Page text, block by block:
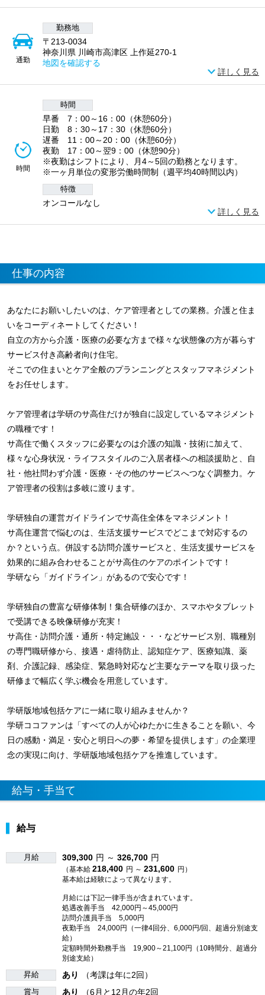
通勤
勤務地
〒213-0034
神奈川県 川崎市高津区 上作延270-1
地図を確認する
詳しく見る
時間
時間
早番 7：00～16：00（休憩60分）
日勤 8：30～17：30（休憩60分）
遅番 11：00～20：00（休憩60分）
夜勤 17：00～翌9：00（休憩90分）
※夜勤はシフトにより、月4～5回の勤務となります。
※一ヶ月単位の変形労働時間制（週平均40時間以内）
特徴
オンコールなし
詳しく見る
仕事の内容
あなたにお願いしたいのは、ケア管理者としての業務。介護と住ま
いをコーディネートしてください！
自立の方から介護・医療の必要な方まで様々な状態像の方が暮らす
サービス付き高齢者向け住宅。
そこでの住まいとケア全般のプランニングとスタッフマネジメント
をお任せします。
ケア管理者は学研のサ高住だけが独自に設定しているマネジメント
の職種です！
サ高住で働くスタッフに必要なのは介護の知識・技術に加えて、
様々な心身状況・ライフスタイルのご入居者様への相談援助と、自
社・他社問わず介護・医療・その他のサービスへつなぐ調整力。ケ
ア管理者の役割は多岐に渡ります。
学研独自の運営ガイドラインでサ高住全体をマネジメント！
サ高住運営で悩むのは、生活支援サービスでどこまで対応するの
か？という点。併設する訪問介護サービスと、生活支援サービスを
効果的に組み合わせることがサ高住のケアのポイントです！
学研なら「ガイドライン」があるので安心です！
学研独自の豊富な研修体制！集合研修のほか、スマホやタブレット
で受講できる映像研修が充実！
サ高住・訪問介護・通所・特定施設・・・などサービス別、職種別
の専門職研修から、接遇・虐待防止、認知症ケア、医療知識、薬
剤、介護記録、感染症、緊急時対応など主要なテーマを取り扱った
研修まで幅広く学ぶ機会を用意しています。
学研版地域包括ケアに一緒に取り組みませんか？
学研ココファンは「すべての人が心ゆたかに生きることを願い、今
日の感動・満足・安心と明日への夢・希望を提供します」の企業理
念の実現に向け、学研版地域包括ケアを推進しています。
給与・手当て
給与
月給 309,300 円 ～ 326,700 円
（基本給 218,400 円 ～ 231,600 円）
基本給は経験によって異なります。
月給には下記一律手当が含まれています。
処遇改善手当 42,000円～45,000円
訪問介護員手当 5,000円
夜勤手当 24,000円（一律4回分、6,000円/回、超過分別途支
給）
定額時間外勤務手当 19,900～21,100円（10時間分、超過分
別途支給）
昇給 あり （考課は年に2回）
賞与 あり （6月と12月の年2回